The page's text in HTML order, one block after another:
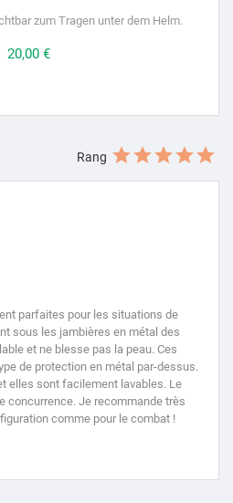
zum Tragen unter dem Helm.
Preis
20,00 €
Rang
parfaites pour les situations de
sous les jambières en métal des
et ne blesse pas la peau. Ces
de protection en métal par-dessus.
elles sont facilement lavables. Le
concurrence. Je recommande très
comme pour le combat !